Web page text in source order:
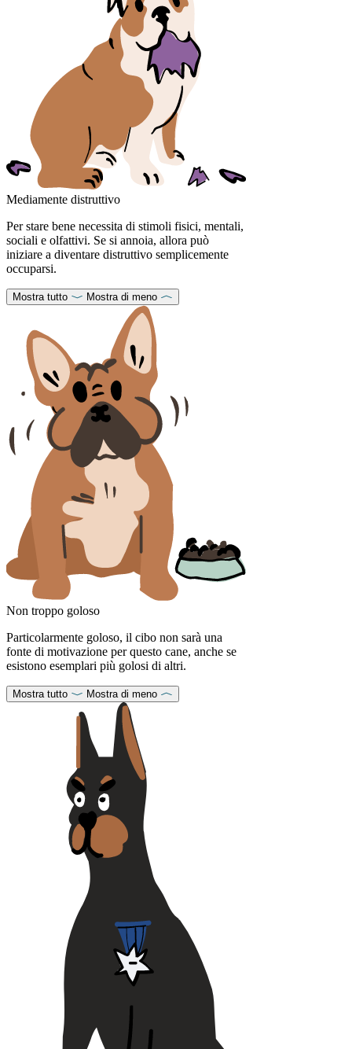
Mediamente distruttivo
Per stare bene necessita di stimoli fisici, mentali,
sociali e olfattivi. Se si annoia, allora può
iniziare a diventare distruttivo semplicemente
occuparsi.
Mostra tutto Mostra di meno
Non troppo goloso
Particolarmente goloso, il cibo non sarà una
fonte di motivazione per questo cane, anche se
esistono esemplari più golosi di altri.
Mostra tutto Mostra di meno